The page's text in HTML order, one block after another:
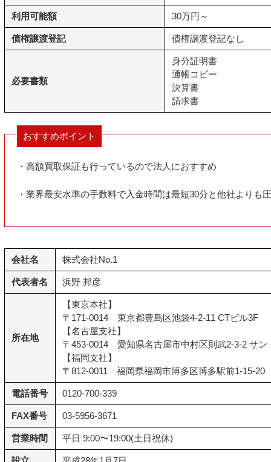
利用可能額 30万円～
債権譲渡登記 債権譲渡登記なし
必要書類
身分証明書
通帳コピー
決算書
請求書
おすすめポイント
・高額買取保証も行っているので法人におすすめ
・業界最安水準の手数料で入金時間は最短30分と他社よりも
会社名 株式会社No.1
代表者名 浜野 邦彦
所在地
【東京本社】
〒171-0014 東京都豊島区池袋4-2-11 CTビル3F
【名古屋支社】
〒453-0014 愛知県名古屋市中村区則武2-3-2 サン
【福岡支社】
〒812-0011 福岡県福岡市博多区博多駅前1-15-
電話番号 0120-700-339
FAX番号 03-5956-3671
営業時間 平日 9:00〜19:00(土日祝休)